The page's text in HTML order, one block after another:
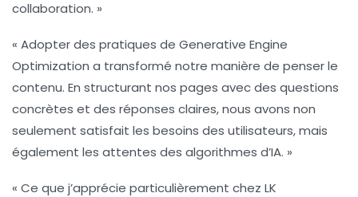
collaboration. »
« Adopter des pratiques de Generative Engine
Optimization a transformé notre manière de penser le
contenu. En structurant nos pages avec des questions
concrètes et des réponses claires, nous avons non
seulement satisfait les besoins des utilisateurs, mais
également les attentes des algorithmes d’IA. »
« Ce que j’apprécie particulièrement chez LK